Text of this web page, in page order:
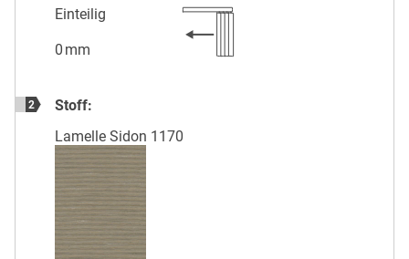
0 mm
Einteilig
2
Stoff:
Lamelle Sidon 1170